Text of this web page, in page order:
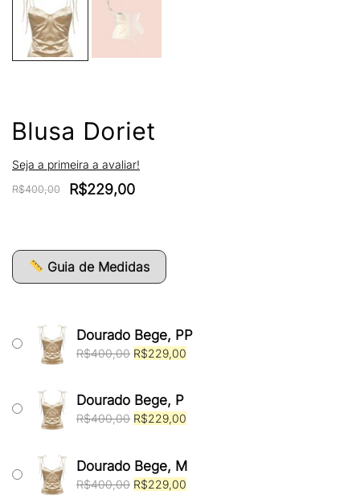
Blusa Doriet
Seja a primeira a avaliar!
R$400,00
O
R$400,00.
R$229,00O
R$229,00.
Guia de Medidas
Dourado Bege, PP
R$400,00 O
era:
R$400,00.
R$229,00
R$229,00.
Dourado Bege, P
R$400,00 O
era:
R$400,00.
R$229,00
é:
R$229,00.
Dourado Bege, M
R$400,00 O
R$229,00